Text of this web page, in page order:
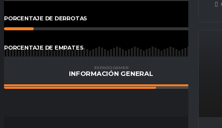
PORCENTAJE DE DERROTAS
PORCENTAJE DE EMPATES
PORCENTAJE DE VICTORIAS
ESPACIO GAMER
INFORMACIÓN GENERAL